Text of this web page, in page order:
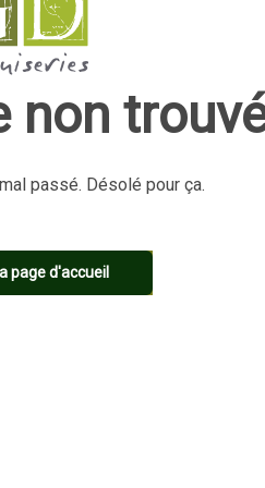
non
passé. Désolé pour ça.
page d'accueil